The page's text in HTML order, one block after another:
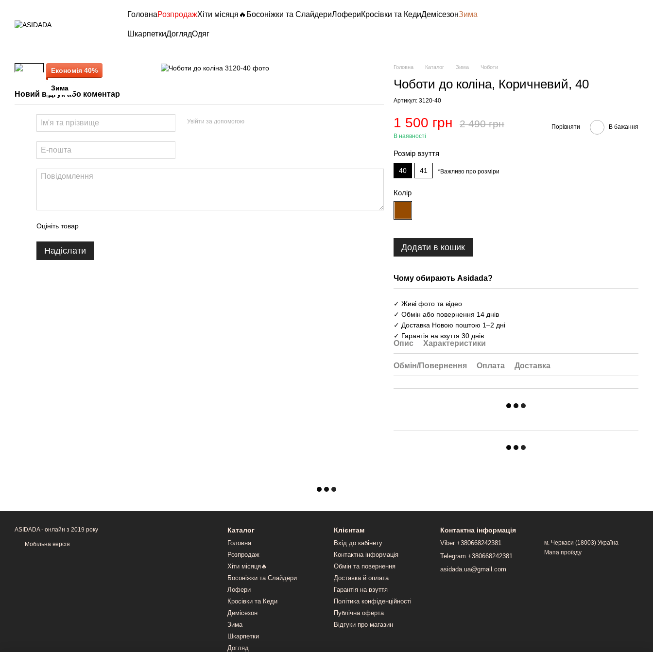
ГоловнаРозпродажХіти місяця🔥 Босоніжки та СлайдериЛофериКросівки та КедиДемісезонЗима
ШкарпеткиДоглядОдяг
Економія 40%
Зима
Новий відгук або коментар
Увійти за допомогою
Оцініть товар
Надіслати
Головна Каталог Зима Чоботи
Чоботи до коліна, Коричневий, 40
Артикул: 3120-40
1 500 грн 2 490 грн
В наявності
Порівняти В бажання
Розмір взуття
40 41 *Важливо про розміри
Колір
Додати в кошик
Чому обирають Asidada?
✓ Живі фото та відео
✓ Обмін або повернення 14 днів
✓ Доставка Новою поштою 1–2 дні
✓ Гарантія на взуття 30 днів
Опис Характеристики
Обмін/Повернення Оплата Доставка
ASIDADA - онлайн з 2019 року
Мобільна версія
Каталог
Головна
Розпродаж
Хіти місяця🔥
Босоніжки та Слайдери
Лофери
Кросівки та Кеди
Демісезон
Зима
Шкарпетки
Догляд
Клієнтам
Вхід до кабінету
Контактна інформація
Обмін та повернення
Доставка й оплата
Гарантія на взуття
Політика конфіденційності
Публічна оферта
Відгуки про магазин
Контактна інформація
Viber +380668242381
Telegram +380668242381
asidada.ua@gmail.com
м. Черкаси (18003) Україна
Мапа проїзду